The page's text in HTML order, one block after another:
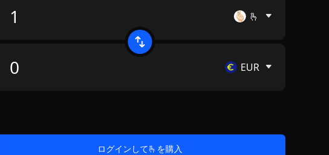
🫰
EUR
ログインして🫰を購入